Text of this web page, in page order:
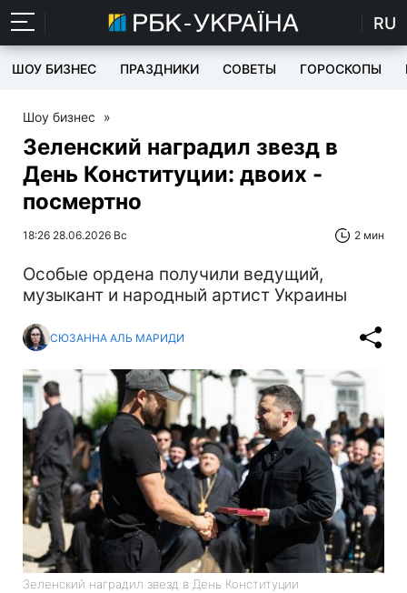
RU
ШОУ БИЗНЕС ПРАЗДНИКИ СОВЕТЫ ГОРОСКОПЫ
Шоу бизнес »
Зеленский наградил звезд в
День Конституции: двоих -
посмертно
18:26 28.06.2026 Вс 2 мин
Особые ордена получили ведущий,
музыкант и народный артист Украины
СЮЗАННА АЛЬ МАРИДИ
Зеленский наградил звезд в День Конституции